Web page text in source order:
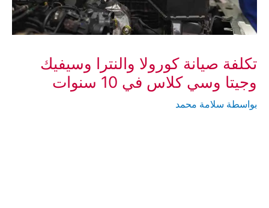
تكلفة صيانة كورولا والنترا وسيفيك
وجيتا وسي كلاس في 10 سنوات
بواسطة سلامة محمد